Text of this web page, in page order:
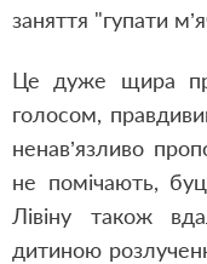
заняття "гупати
Це дуже щира
голосом,
ненав’язливо
не помічають,
Лівіну також
дитиною